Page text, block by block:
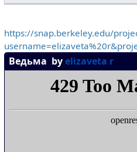
https://snap.berkeley.edu/